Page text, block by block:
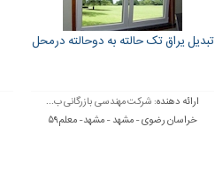
تبدیل یراق تک حالته به دوحالته درمحل
ارائه دهنده: شرکت مهندسی بازرگانی ب...
خراسان رضوی - مشهد - مشهد- معلم۵۹